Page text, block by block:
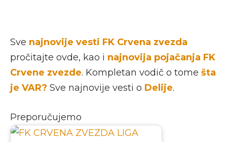
Sve najnovije vesti FK Crvena zvezda
pročitajte ovde, kao i najnovija pojačanja FK
Crvene zvezde. Kompletan vodič o tome šta
je VAR? Sve najnovije vesti o Delije.
Preporučujemo